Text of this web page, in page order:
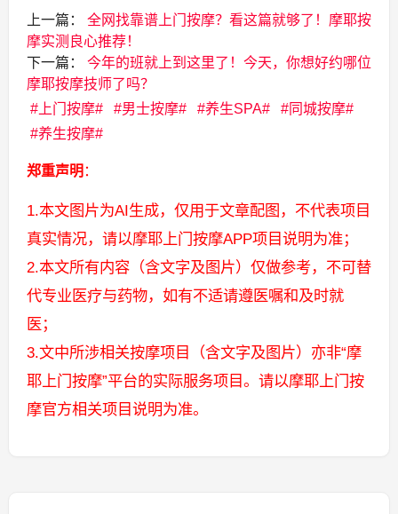
上一篇：
全网找靠谱上门按摩？看这篇就够了！摩耶按
摩实测良心推荐！
下一篇：
今年的班就上到这里了！今天，你想好约哪位
摩耶按摩技师了吗？
上门按摩
男士按摩 养生SPA
同城按摩
养生按摩
郑重声明 ：
1.本文图片为AI生成，仅用于文章配图，不代表项目
真实情况，请以摩耶上门按摩APP项目说明为准；
2.本文所有内容（含文字及图片）仅做参考，不可替
代专业医疗与药物，如有不适请遵医嘱和及时就
医；
3.文中所涉相关按摩项目（含文字及图片）亦非“摩
耶上门按摩”平台的实际服务项目。请以摩耶上门按
摩官方相关项目说明为准。